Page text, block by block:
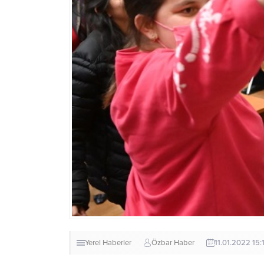
Yerel Haberler Özbar Haber 11.01.2022